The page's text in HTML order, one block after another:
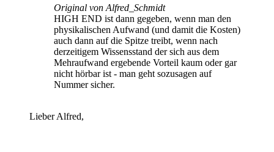
Original von Alfred_Schmidt
HIGH END ist dann gegeben, wenn man den
physikalischen Aufwand (und damit die Kosten)
auch dann auf die Spitze treibt, wenn nach
derzeitigem Wissensstand der sich aus dem
Mehraufwand ergebende Vorteil kaum oder gar
nicht hörbar ist - man geht sozusagen auf
Nummer sicher.
Lieber Alfred,